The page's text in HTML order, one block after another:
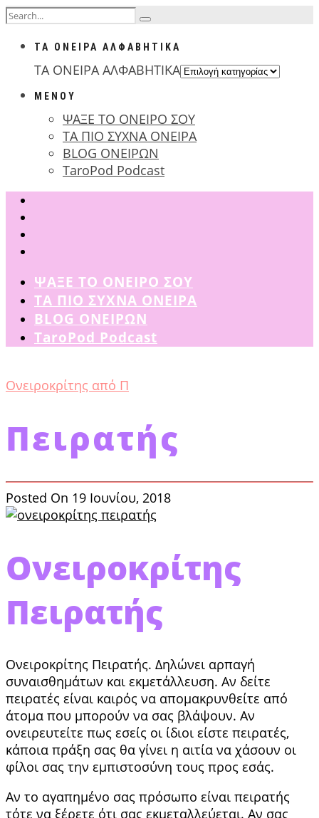
ΤΑ ΟΝΕΙΡΑ ΑΛΦΑΒΗΤΙΚΑ
ΤΑ ΟΝΕΙΡΑ ΑΛΦΑΒΗΤΙΚΑ
ΜΕΝΟΥ
ΨΑΞΕ ΤΟ ΟΝΕΙΡΟ ΣΟΥ
ΤΑ ΠΙΟ ΣΥΧΝΑ ΟΝΕΙΡΑ
BLOG ΟΝΕΙΡΩΝ
TaroPod Podcast
ΨΑΞΕ ΤΟ ΟΝΕΙΡΟ ΣΟΥ
ΤΑ ΠΙΟ ΣΥΧΝΑ ΟΝΕΙΡΑ
BLOG ΟΝΕΙΡΩΝ
TaroPod Podcast
Ονειροκρίτης από Π
Πειρατής
Posted On 19 Ιουνίου, 2018
Ονειροκρίτης
Πειρατής
Ονειροκρίτης Πειρατής. Δηλώνει αρπαγή
συναισθημάτων και εκμετάλλευση. Αν δείτε
πειρατές είναι καιρός να απομακρυνθείτε από
άτομα που μπορούν να σας βλάψουν. Αν
ονειρευτείτε πως εσείς οι ίδιοι είστε πειρατές,
κάποια πράξη σας θα γίνει η αιτία να χάσουν οι
φίλοι σας την εμπιστοσύνη τους προς εσάς.
Αν το αγαπημένο σας πρόσωπο είναι πειρατής
τότε να ξέρετε ότι σας εκμεταλλεύεται. Αν σας